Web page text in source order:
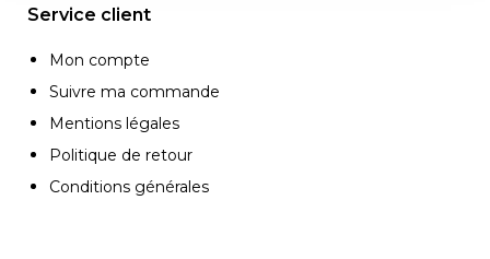
Service client
Mon compte
Suivre ma commande
Mentions légales
Politique de retour
Conditions générales